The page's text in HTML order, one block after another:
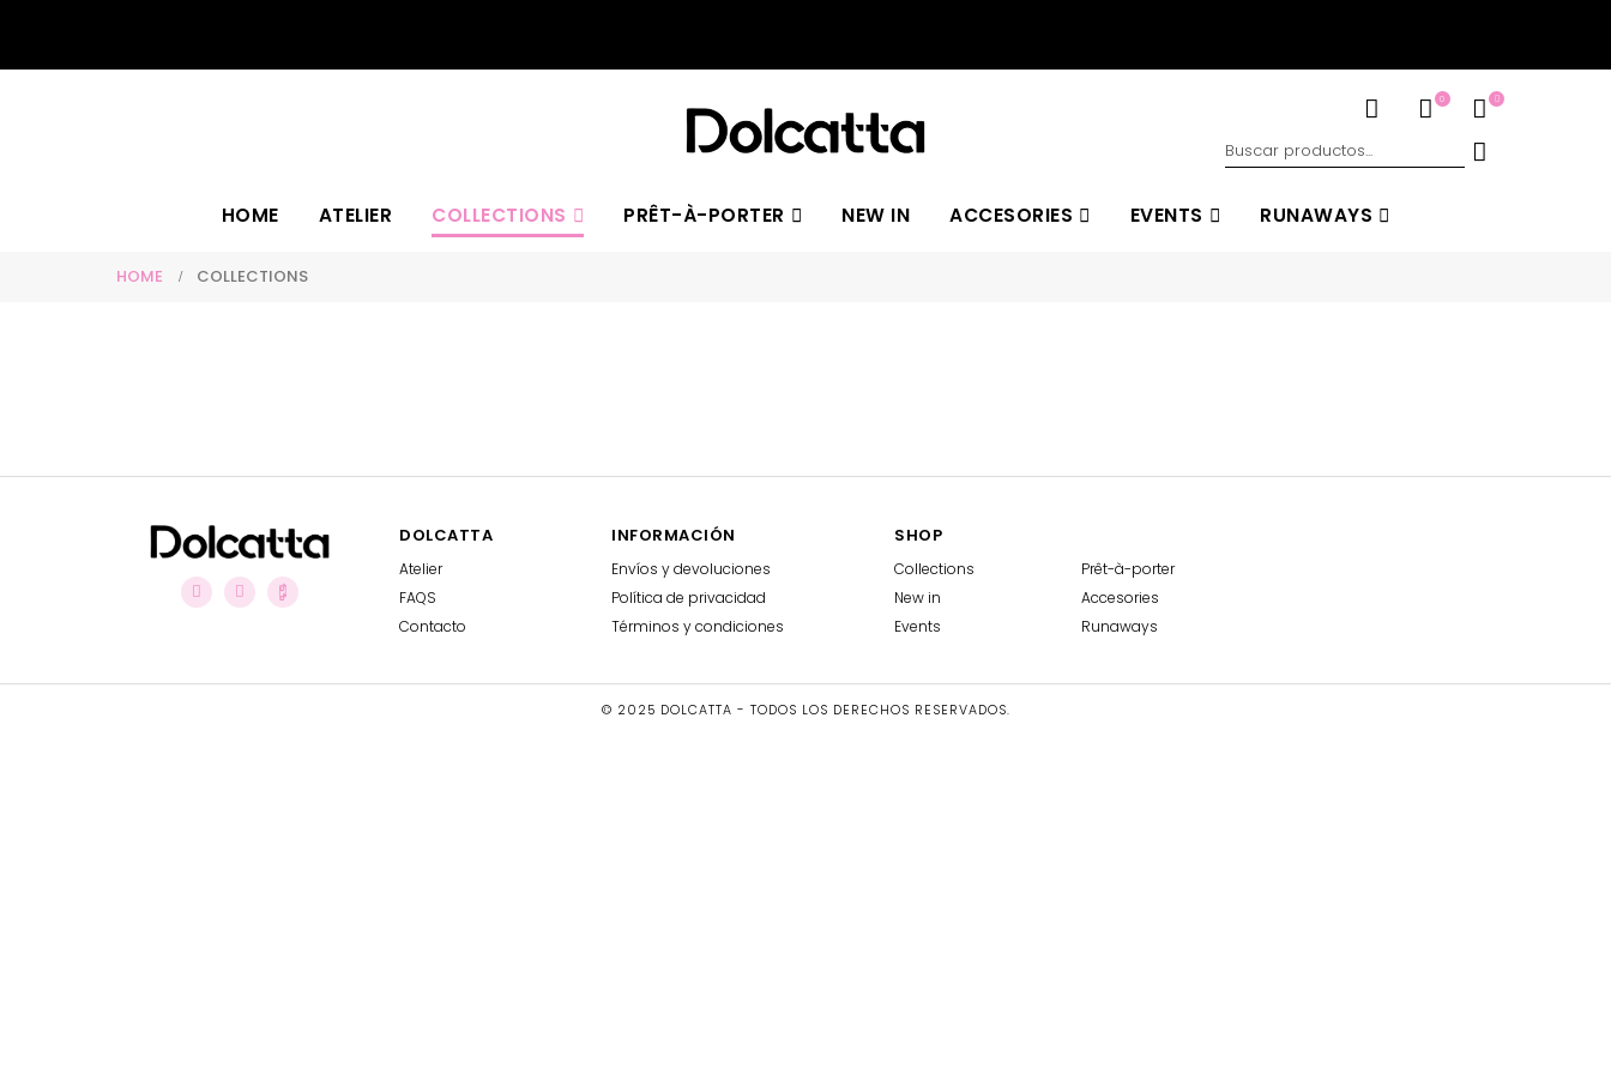
0
HOME ATELIER COLLECTIONS PRÊT-À-PORTER NEW IN ACCESORIES EVENTS RUNAWAYS
HOME COLLECTIONS
DOLCATTA
Atelier
FAQS
Contacto
INFORMACIÓN
Envíos y devoluciones
Política de privacidad
Términos y condiciones
SHOP
Collections
Prêt-à-porter
New in
Accesories
Events
Runaways
© 2025 DOLCATTA - TODOS LOS DERECHOS RESERVADOS.